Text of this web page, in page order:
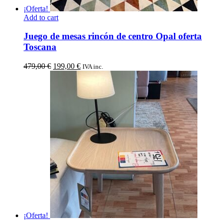
¡Oferta!
Add to cart
Juego de mesas rincón de centro Opal oferta
Toscana
479,00€ El
479,00 €.
199,00 €El
precio
199,00 €.
IVA inc.
¡Oferta!